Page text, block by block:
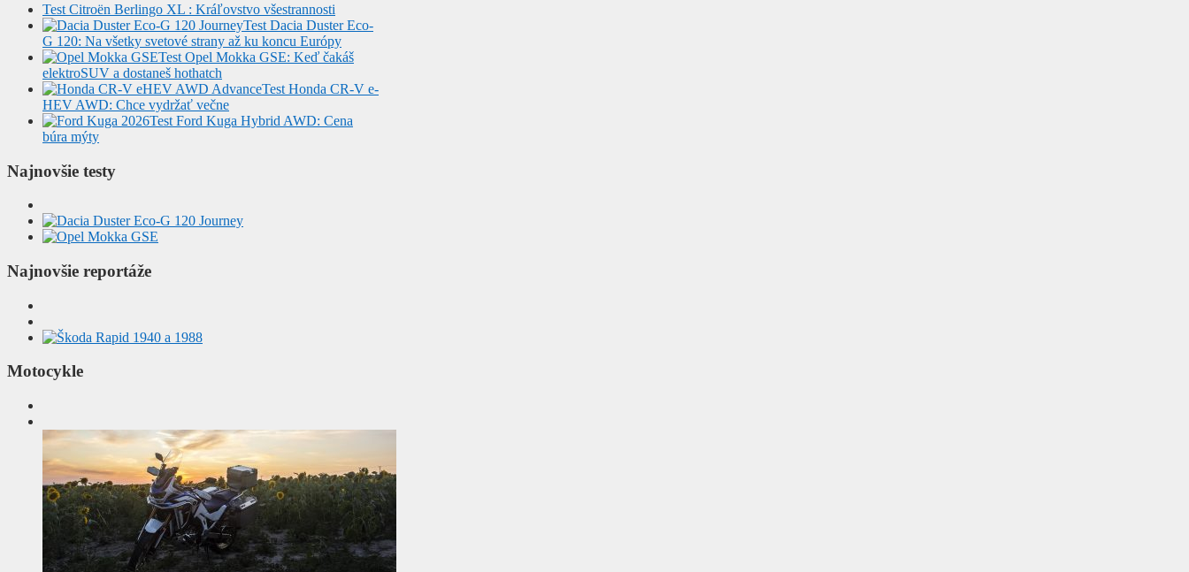
Test Citroën Berlingo XL : Kráľovstvo všestrannosti
Test Dacia Duster Eco-
G 120: Na všetky svetové strany až ku koncu Európy
Test Opel Mokka GSE: Keď čakáš
elektroSUV a dostaneš hothatch
Test Honda CR-V e-
HEV AWD: Chce vydržať večne
Test Ford Kuga Hybrid AWD: Cena
búra mýty
Najnovšie testy
Najnovšie reportáže
Motocykle